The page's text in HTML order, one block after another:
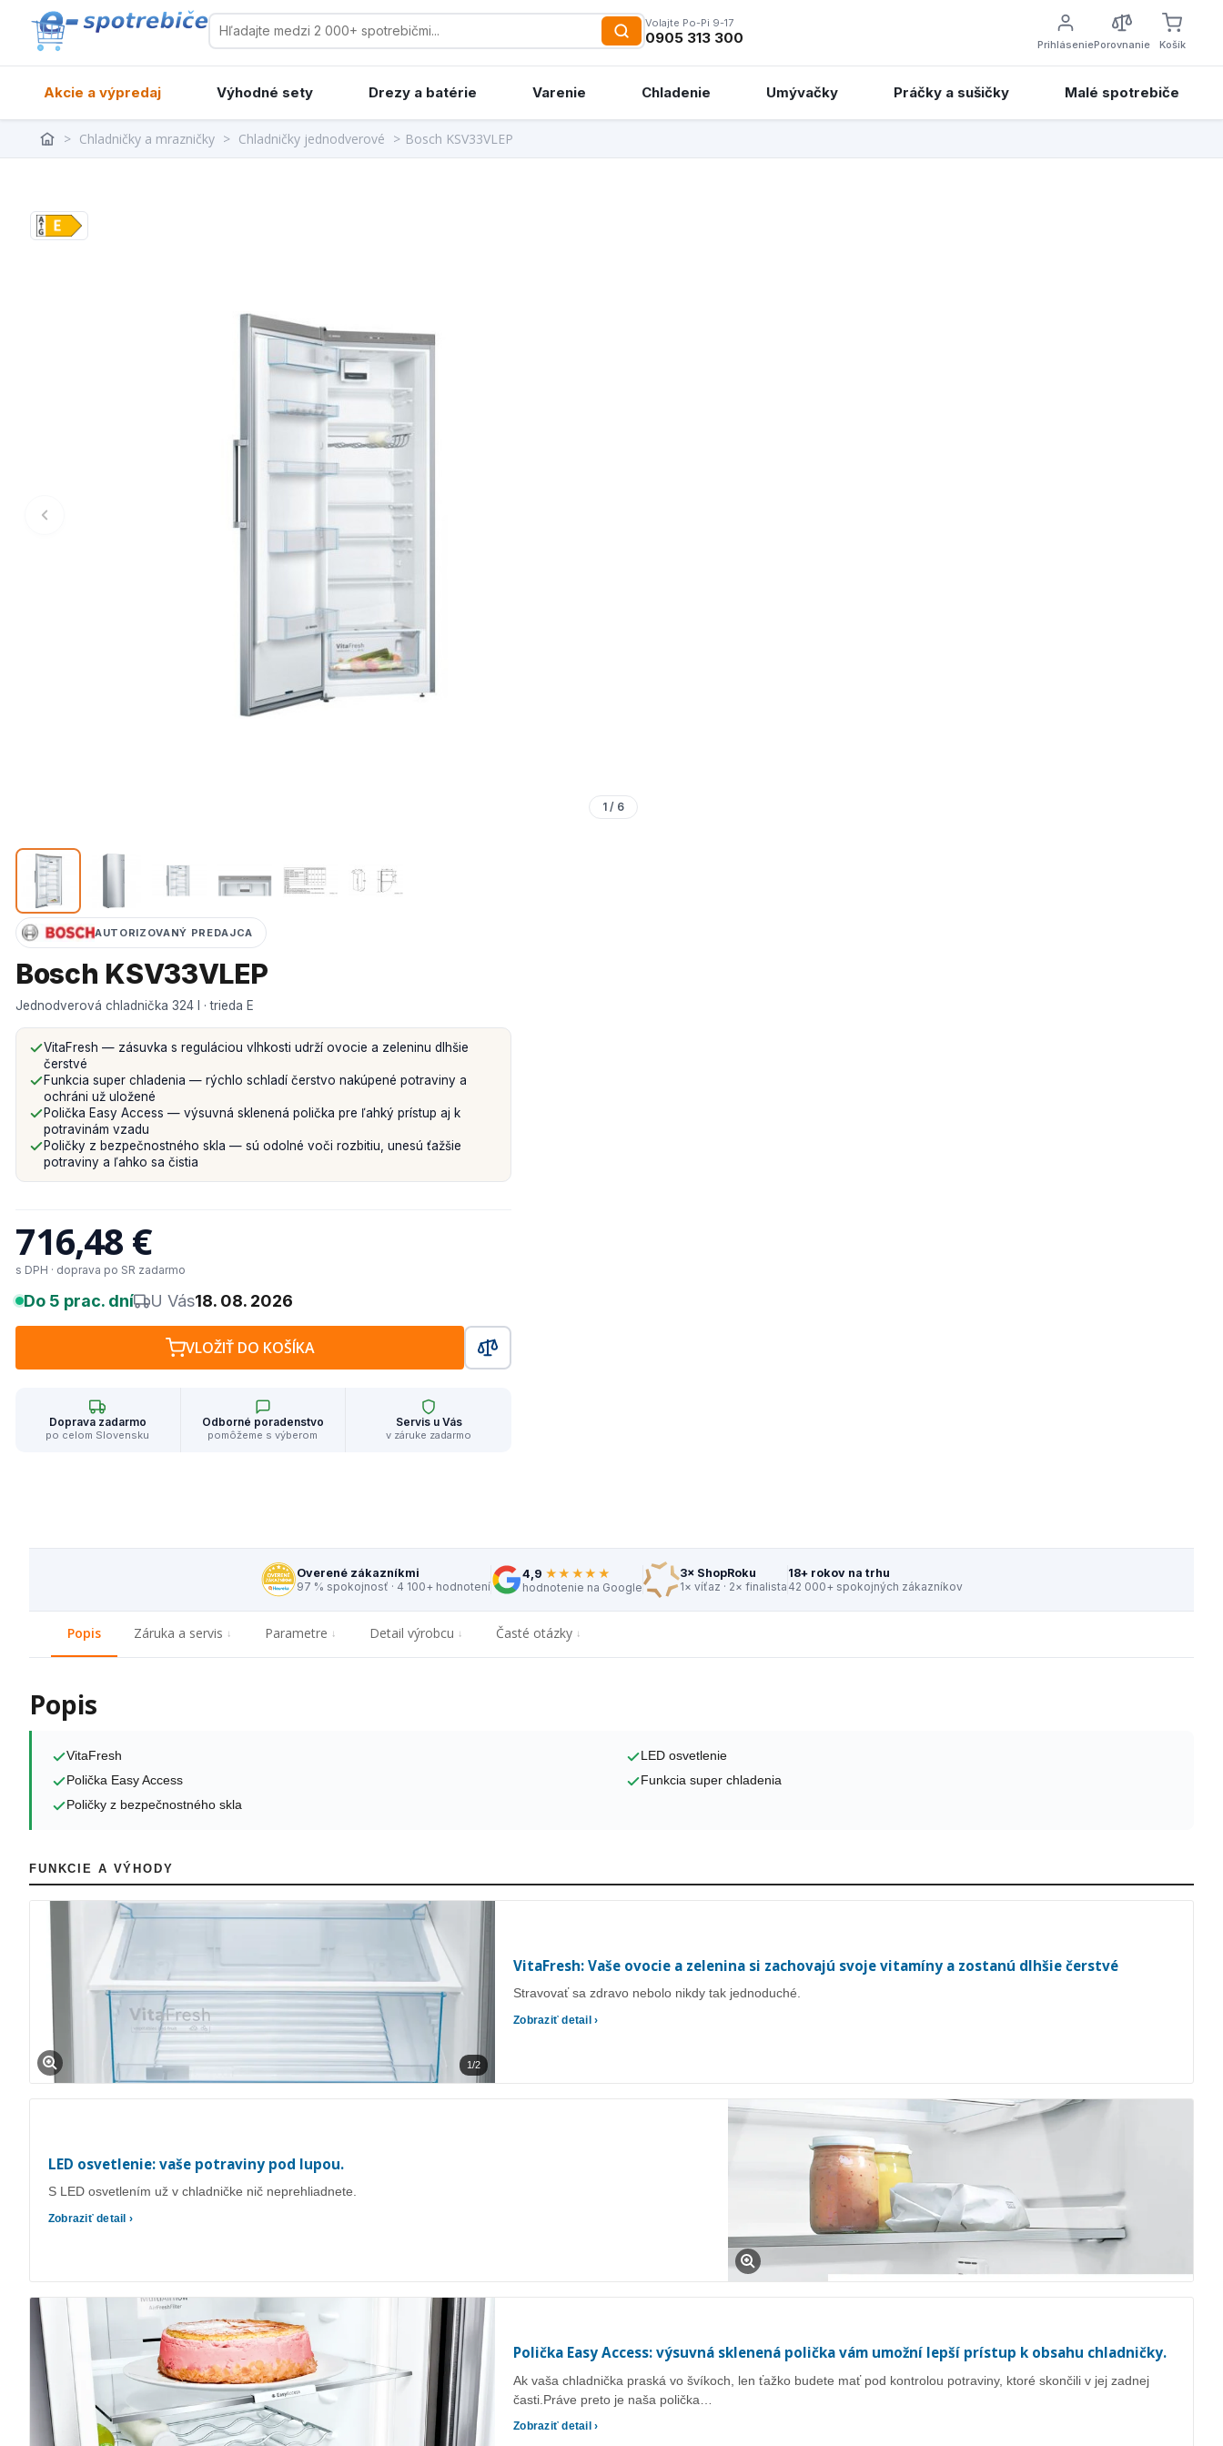
Volajte Po-Pi 9-17
0905 313 300 PrihláseniePorovnanie Košík
Akcie a výpredaj Výhodné sety Drezy a batérie Varenie Chladenie Umývačky Práčky a sušičky Malé spotrebiče
> Chladničky a mrazničky > Chladničky jednodverové > Bosch KSV33VLEP
1 / 6
AUTORIZOVANÝ PREDAJCA
Bosch KSV33VLEP
Jednodverová chladnička 324 l · trieda E
VitaFresh — zásuvka s reguláciou vlhkosti udrží ovocie a zeleninu dlhšie
čerstvé
Funkcia super chladenia — rýchlo schladí čerstvo nakúpené potraviny a
ochráni už uložené
Polička Easy Access — výsuvná sklenená polička pre ľahký prístup aj k
potravinám vzadu
Poličky z bezpečnostného skla — sú odolné voči rozbitiu, unesú ťažšie
potraviny a ľahko sa čistia
716,48 €
s DPH · doprava po SR zadarmo
Do 5 prac. dní U Vás18. 08. 2026
VLOŽIŤ DO KOŠÍKA
Doprava zadarmo
po celom Slovensku
Odborné poradenstvo
pomôžeme s výberom
Servis u Vás
v záruke zadarmo
Overené zákazníkmi
97 % spokojnosť · 4 100+ hodnotení
4,9 ★★★★★
hodnotenie na Google
3× ShopRoku
1× víťaz · 2× finalista
18+ rokov na trhu
42 000+ spokojných zákazníkov
Popis Záruka a servis Parametre Detail výrobcu Časté otázky
Popis
VitaFresh
LED osvetlenie
Polička Easy Access
Funkcia super chladenia
Poličky z bezpečnostného skla
FUNKCIE A VÝHODY
1/2
VitaFresh: Vaše ovocie a zelenina si zachovajú svoje vitamíny a zostanú dlhšie čerstvé
Stravovať sa zdravo nebolo nikdy tak jednoduché.
Zobraziť detail ›
LED osvetlenie: vaše potraviny pod lupou.
S LED osvetlením už v chladničke nič neprehliadnete.
Zobraziť detail ›
Polička Easy Access: výsuvná sklenená polička vám umožní lepší prístup k obsahu chladničky.
Ak vaša chladnička praská vo švíkoch, len ťažko budete mať pod kontrolou potraviny, ktoré skončili v jej zadnej
časti.Práve preto je naša polička…
Zobraziť detail ›